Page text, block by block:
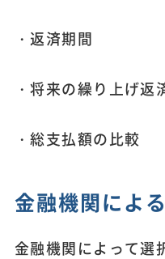
・返済期間
・将来の繰り上げ返
・総支払額の比較
金融機関によ
金融機関によって選